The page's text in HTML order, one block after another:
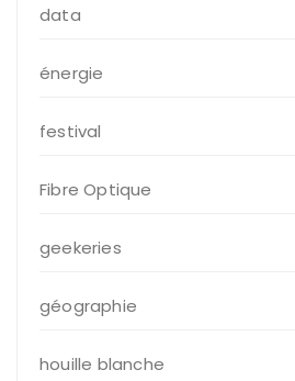
data
énergie
festival
Fibre Optique
geekeries
géographie
houille blanche